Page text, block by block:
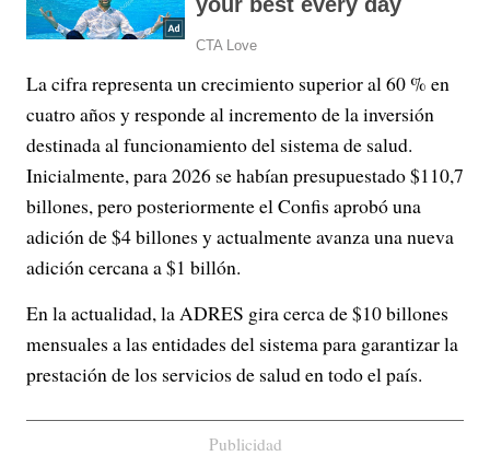
La cifra representa un crecimiento superior al 60 % en
cuatro años y responde al incremento de la inversión
destinada al funcionamiento del sistema de salud.
Inicialmente, para 2026 se habían presupuestado $110,7
billones, pero posteriormente el Confis aprobó una
adición de $4 billones y actualmente avanza una nueva
adición cercana a $1 billón.
En la actualidad, la ADRES gira cerca de $10 billones
mensuales a las entidades del sistema para garantizar la
prestación de los servicios de salud en todo el país.
Publicidad